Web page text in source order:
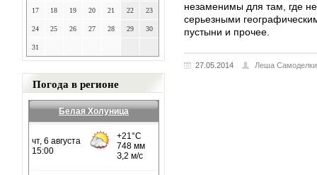
17 18 19 20 21 22 23
24 25 26 27 28 29 30
31
Погода в регионе
Белая Холуница
незаменимы для там, где
серьезными
пустыни и прочее.
27.05.2014 Леша